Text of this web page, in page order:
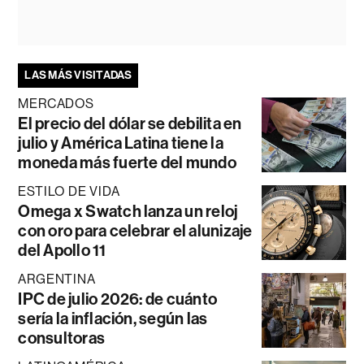
LAS MÁS VISITADAS
MERCADOS
El precio del dólar se debilita en
julio y América Latina tiene la
moneda más fuerte del mundo
ESTILO DE VIDA
Omega x Swatch lanza un reloj
con oro para celebrar el alunizaje
del Apollo 11
ARGENTINA
IPC de julio 2026: de cuánto
sería la inflación, según las
consultoras